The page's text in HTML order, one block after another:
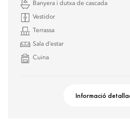
Banyera i dutxa de cascada
Vestidor
Terrassa
Sala d’estar
Cuina
Informació